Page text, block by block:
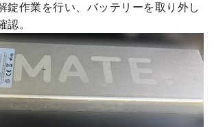
錠作業を行い、バッテリーを取り外し
。